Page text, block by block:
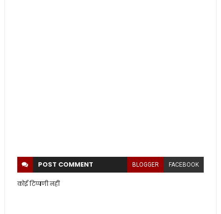
POST COMMENT BLOGGER FACEBOOK
कोई टिप्पणी नहीं